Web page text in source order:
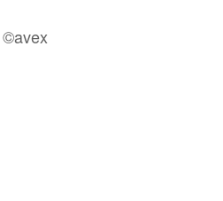
©avex